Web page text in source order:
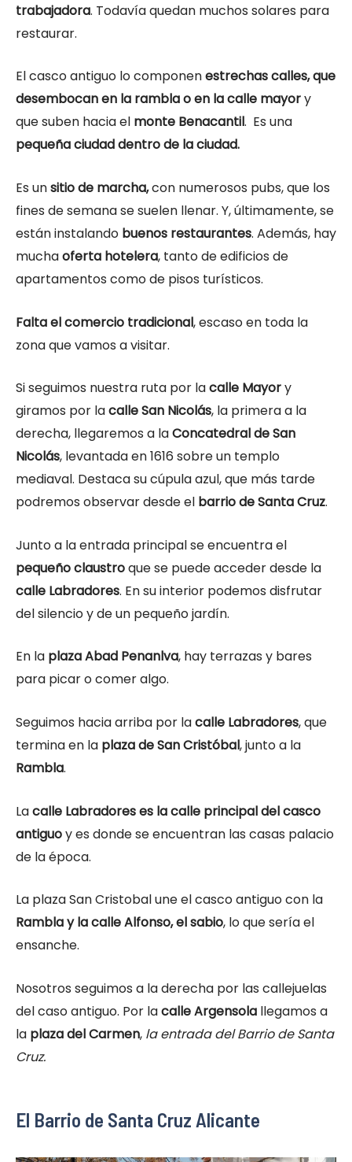
trabajadora. Todavía quedan muchos solares para
restaurar.
El casco antiguo lo componenestrechas calles, que
desembocan en la rambla o en la calle mayory
que suben hacia el monte Benacantil. Es una
pequeña ciudad dentro de la ciudad.
Es unsitio de marcha,con numerosos pubs, que los
fines de semana se suelen llenar. Y, últimamente, se
están instalando buenos restaurantes. Además, hay
muchaoferta hotelera, tanto de edificios de
apartamentos como de pisos turísticos.
Falta el comercio tradicional, escaso en toda la
zona que vamos a visitar.
Si seguimos nuestra ruta por lacalle Mayory
giramos por lacalle San Nicolás, la primera a la
derecha, llegaremos a laConcatedral de San
Nicolás, levantada en 1616 sobre un templo
mediaval. Destaca su cúpula azul, que más tarde
podremos observar desde el barrio de Santa Cruz.
Junto a la entrada principal se encuentra el
pequeño claustroque se puede acceder desde la
calle Labradores. En su interior podemos disfrutar
del silencio y de un pequeño jardín.
En la plaza Abad Penanlva, hay terrazas y bares
para picar o comer algo.
Seguimos hacia arriba por lacalle Labradores, que
termina en la plaza de San Cristóbal, junto a la
Rambla.
Lacalle Labradores es la calle principal del casco
antiguoy es donde se encuentran las casas palacio
de la época.
La plaza San Cristobal une el casco antiguo con la
Rambla y la calle Alfonso, el sabio, lo que sería el
ensanche.
Nosotros seguimos a la derecha por las callejuelas
del caso antiguo. Por lacalle Argensola llegamos a
la plaza del Carmen, la entrada del Barrio de Santa
Cruz.
El Barrio de Santa Cruz Alicante